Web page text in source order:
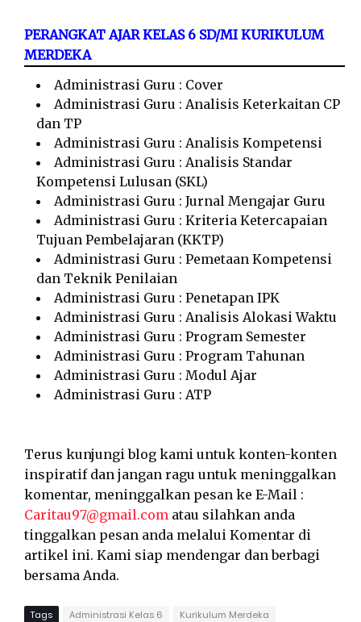
PERANGKAT AJAR KELAS 6 SD/MI KURIKULUM
MERDEKA
Administrasi Guru : Cover
Administrasi Guru : Analisis Keterkaitan CP
dan TP
Administrasi Guru : Analisis Kompetensi
Administrasi Guru : Analisis Standar
Kompetensi Lulusan (SKL)
Administrasi Guru : Jurnal Mengajar Guru
Administrasi Guru : Kriteria Ketercapaian
Tujuan Pembelajaran (KKTP)
Administrasi Guru : Pemetaan Kompetensi
dan Teknik Penilaian
Administrasi Guru : Penetapan IPK
Administrasi Guru : Analisis Alokasi Waktu
Administrasi Guru : Program Semester
Administrasi Guru : Program Tahunan
Administrasi Guru : Modul Ajar
Administrasi Guru : ATP
Terus kunjungi blog kami untuk konten-konten
inspiratif dan jangan ragu untuk meninggalkan
komentar, meninggalkan pesan ke E-Mail :
Caritau97@gmail.com atau silahkan anda
tinggalkan pesan anda melalui Komentar di
artikel ini. Kami siap mendengar dan berbagi
bersama Anda.
Tags Administrasi Kelas 6
Kurikulum Merdeka